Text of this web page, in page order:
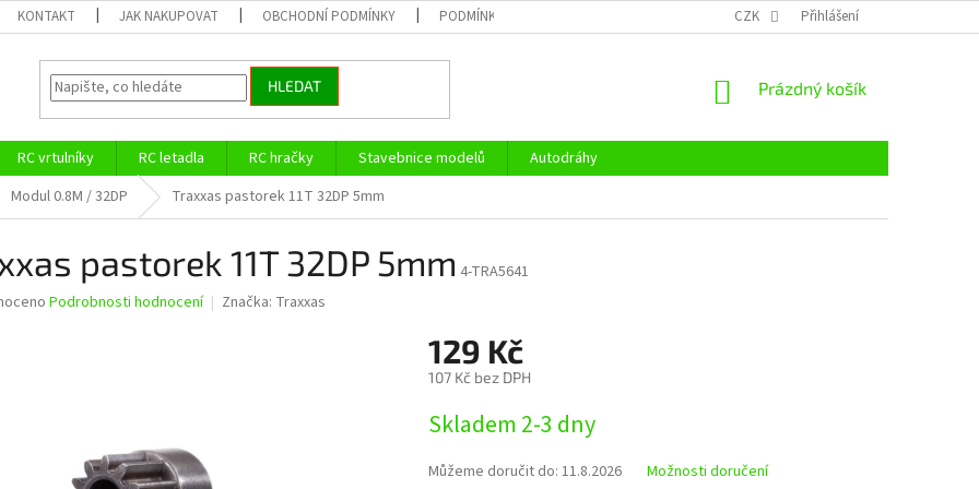
KONTAKT JAK NAKUPOVAT OBCHODNÍ PODMÍNKY PODMÍNKY OCHRANY OSOBNÍCH ÚDAJŮ CENÍK DOPRAVY
CZK Přihlášení
HLEDAT
NÁKUPNÍ
Prázdný košík
RC vrtulníky RC letadla RC hračky Stavebnice modelů
Autodráhy
Modul 0.8M / 32DP Traxxas pastorek 11T 32DP 5mm
pastorek 11T 32DP 5mm 4-TRA5641
Podrobnosti hodnocení Značka: Traxxas
129 Kč
107 Kč bez DPH
cena:
Skladem 2-3 dny
Můžeme doručit do: 11.8.2026 Možnosti doručení